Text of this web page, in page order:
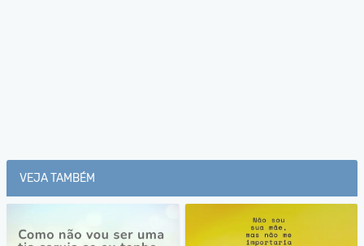
VEJA TAMBÉM